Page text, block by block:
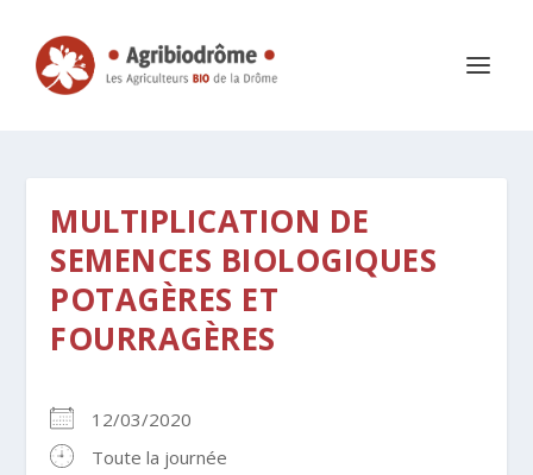
MULTIPLICATION DE
SEMENCES BIOLOGIQUES
POTAGÈRES ET
FOURRAGÈRES
12/03/2020
Toute la journée